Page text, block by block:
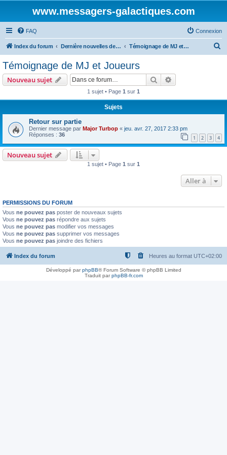
www.messagers-galactiques.com
FAQ Connexion
Index du forum Dernière nouvelles de MEGA IV Témoignage de MJ et Joueurs
e
Témoignage de MJ et Joueurs
Nouveau sujet Rechercher
1 sujet • Page 1 sur 1
Sujets
Retour sur partie
Dernier message par Major Turbop « jeu. avr. 27, 2017 2:33 pm
Réponses : 36 1 2 3 4
Nouveau sujet
1 sujet • Page 1 sur 1
Aller à
PERMISSIONS DU FORUM
Vous ne pouvez pas poster de nouveaux sujets
Vous ne pouvez pas répondre aux sujets
Vous ne pouvez pas modifier vos messages
Vous ne pouvez pas supprimer vos messages
Vous ne pouvez pas joindre des fichiers
Index du forum Heures au format UTC+02:00
Développé parphpBB® Forum Software © phpBB Limited
Traduit parphpBB-fr.com